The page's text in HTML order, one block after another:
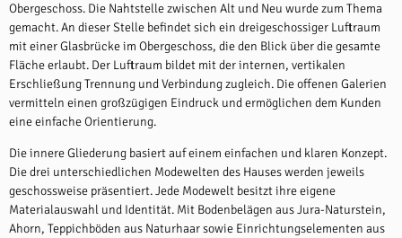
Obergeschoss. Die Nahtstelle zwischen Alt und Neu wurde zum Thema
gemacht. An dieser Stelle befindet sich ein dreigeschossiger Luftraum
mit einer Glasbrücke im Obergeschoss, die den Blick über die gesamte
Fläche erlaubt. Der Luftraum bildet mit der internen, vertikalen
Erschließung Trennung und Verbindung zugleich. Die offenen Galerien
vermitteln einen großzügigen Eindruck und ermöglichen dem Kunden
eine einfache Orientierung.
Die innere Gliederung basiert auf einem einfachen und klaren Konzept.
Die drei unterschiedlichen Modewelten des Hauses werden jeweils
geschossweise präsentiert. Jede Modewelt besitzt ihre eigene
Materialauswahl und Identität. Mit Bodenbelägen aus Jura-Naturstein,
Ahorn, Teppichböden aus Naturhaar sowie Einrichtungselementen aus